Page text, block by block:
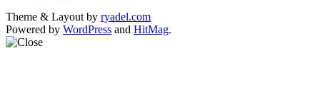
Theme & Layout by ryadel.com
Powered by WordPress and HitMag.